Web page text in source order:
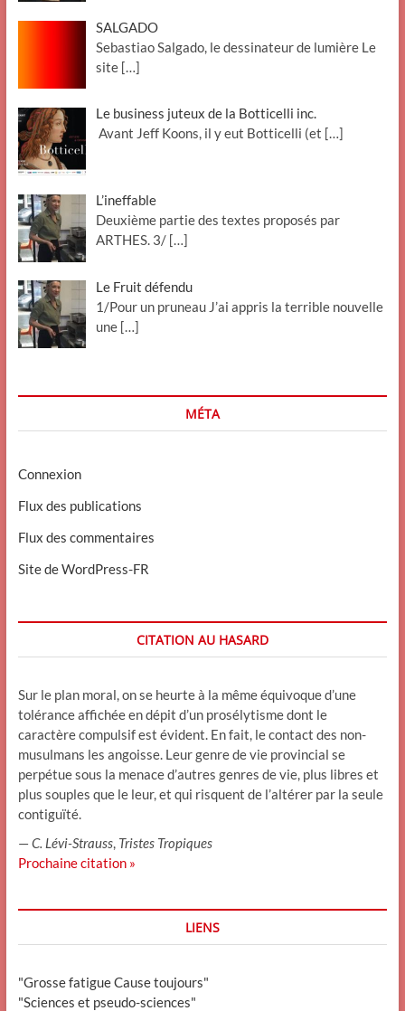
SALGADO
Sebastiao Salgado, le dessinateur de lumière Le
site […]
Le business juteux de la Botticelli inc.
Avant Jeff Koons, il y eut Botticelli (et […]
L’ineffable
Deuxième partie des textes proposés par
ARTHES. 3/ […]
Le Fruit défendu
1/Pour un pruneau J’ai appris la terrible nouvelle
une […]
MÉTA
Connexion
Flux des publications
Flux des commentaires
Site de WordPress-FR
CITATION AU HASARD
Sur le plan moral, on se heurte à la même équivoque d’une
tolérance affichée en dépit d’un prosélytisme dont le
caractère compulsif est évident. En fait, le contact des non-
musulmans les angoisse. Leur genre de vie provincial se
perpétue sous la menace d’autres genres de vie, plus libres et
plus souples que le leur, et qui risquent de l’altérer par la seule
contiguïté.
—C. Lévi-Strauss, Tristes Tropiques
Prochaine citation »
LIENS
"Grosse fatigue Cause toujours"
"Sciences et pseudo-sciences"